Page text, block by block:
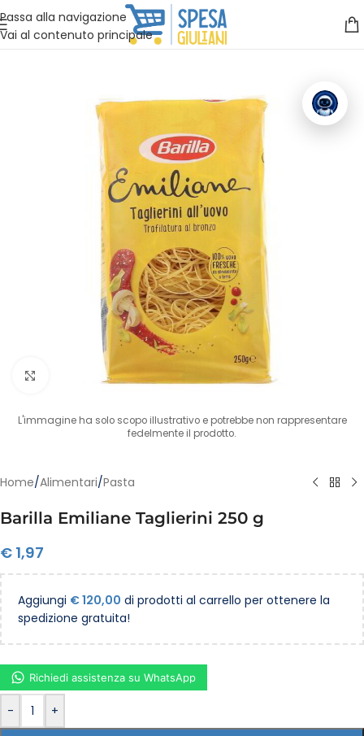
Passa alla navigazione
Vai al contenuto principale
Vuoi assistenza?Clicca qui e ti richiamiamo noi
Clicca per ingrandire
L'immagine ha solo scopo illustrativo e potrebbe non rappresentare
fedelmente il prodotto.
Home/Alimentari/Pasta
Barilla Emiliane Taglierini 250 g
€ 1,97
Aggiungi €120,00 di prodotti al carrello per ottenere la
spedizione gratuita!
- +
Richiedi assistenza su WhatsApp